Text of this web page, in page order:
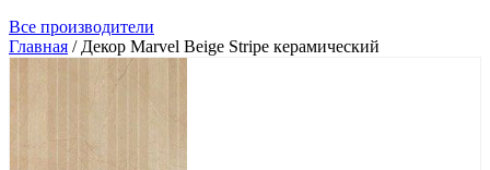
Все производители
Главная / Декор Marvel Beige Stripe керамический